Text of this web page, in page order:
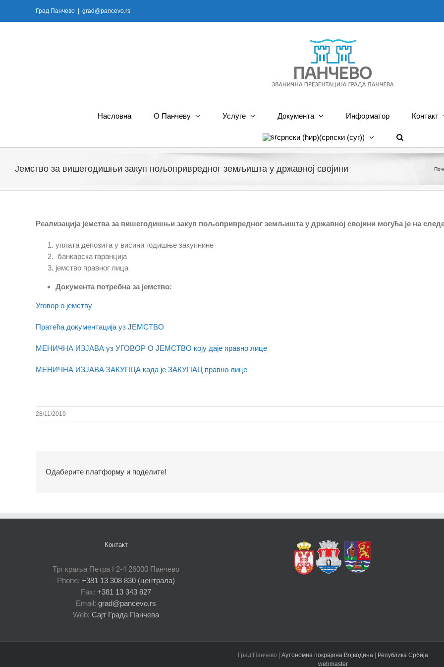
Град Панчево grad@pancevo.rs
Насловна О Панчеву Услуге Документа Информатор Контакт
српски (ћир)(српски (cyr))
Јемство за вишегодишњи закуп пољопривредног земљишта у државној својини
Реализација јемства за вишегодишњи закуп пољопривредног земљишта у државној својини могућа је на
уплата депозита у висини годишње закупнине
банкарска гаранција
јемство правног лица
Документа потребна за јемство:
Уговор о јемству
Пратећа документација уз ЈЕМСТВО
МЕНИЧНА ИЗЈАВА уз УГОВОР О ЈЕМСТВО коју даје правно лице
МЕНИЧНА ИЗЈАВА ЗАКУПЦА када је ЗАКУПАЦ правно лице
28/11/2019
Одаберите платформу и поделите!
Контакт
Трг краља Петра I 2-4 26000 Панчево
Phone: +381 13 308 830 (централа)
Fax: +381 13 343 827
Email: grad@pancevo.rs
Web: Сајт Града Панчева
Град Панчево | Аутономна покрајина Војводина | Република Србија
webmaster